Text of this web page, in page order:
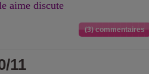
aime discute
(3) commentaires
11